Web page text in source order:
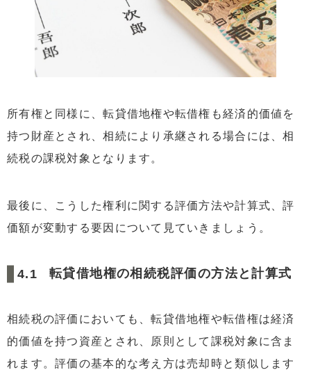
所有権と同様に、転貸借地権や転借権も経済的価値を
持つ財産とされ、相続により承継される場合には、相
続税の課税対象となります。
最後に、こうした権利に関する評価方法や計算式、評
価額が変動する要因について見ていきましょう。
転貸借地権の相続税評価の方法と計算式
相続税の評価においても、転貸借地権や転借権は経済
的価値を持つ資産とされ、原則として課税対象に含ま
れます。評価の基本的な考え方は売却時と類似します